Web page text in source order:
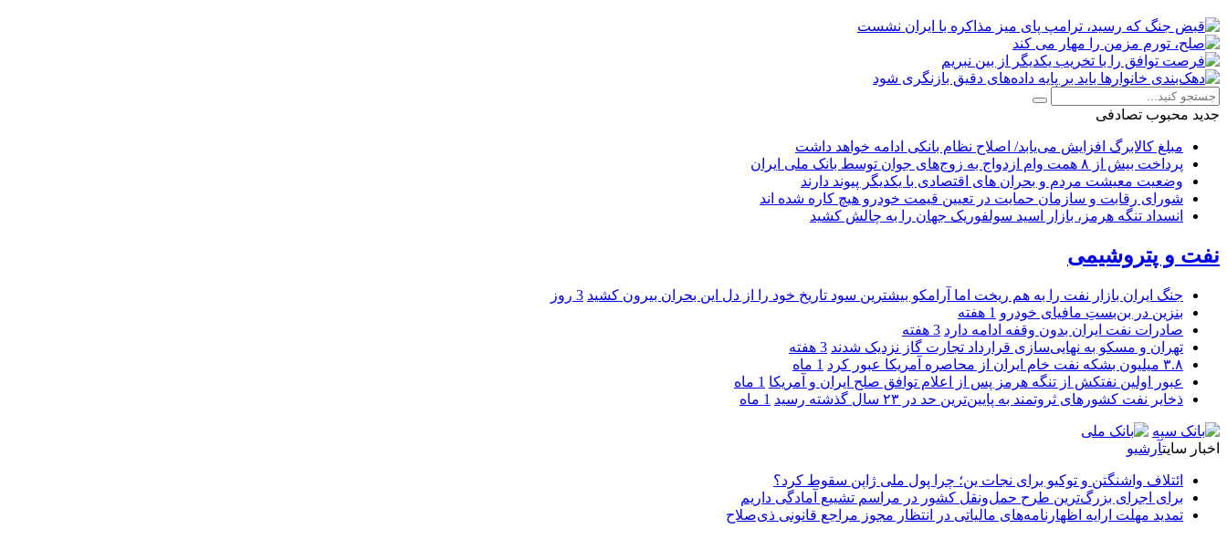
جدید محبوب تصادفی
مبلغ کالابرگ افزایش می‌یابد/ اصلاح نظام بانکی ادامه خواهد داشت
پرداخت بیش از ۸ همت وام ازدواج به زوج‌های جوان توسط بانک ملی ایران
وضعیت معیشت مردم و بحران های اقتصادی با یکدیگر پیوند دارند
شورای رقابت و سازمان حمایت در تعیین قیمت خودرو هیچ کاره شده اند
انسداد تنگه هرمز، بازار اسید سولفوریک جهان را به چالش کشید
نفت و پتروشیمی
جنگ ایران بازار نفت را به هم ریخت اما آرامکو بیشترین سود تاریخ خود را از دل این بحران بیرون کشید 3 روز
بنزین در بن‌بستِ مافیای خودرو 1 هفته
صادرات نفت ایران بدون وقفه ادامه دارد 3 هفته
تهران و مسکو به نهایی‌سازی قرارداد تجارت گاز نزدیک شدند 3 هفته
۳.۸ میلیون بشکه نفت خام ایران از محاصره آمریکا عبور کرد
1 ماه
عبور اولین نفتکش از تنگه هرمز پس از اعلام توافق صلح ایران و آمریکا 1 ماه
ذخایر نفت کشورهای ثروتمند به پایین‌ترین حد در ۲۳ سال گذشته رسید
1 ماه
اخبار سایتآرشیو
ائتلاف واشنگتن و توکیو برای نجات ین؛ چرا پول ملی ژاپن سقوط کرد؟
برای اجرای بزرگ‌ترین طرح حمل‌ونقل کشور در مراسم تشییع آمادگی داریم
تمدید مهلت ارایه اظهارنامه‌های مالیاتی در انتظار مجوز مراجع قانونی ذی‌‏صلاح